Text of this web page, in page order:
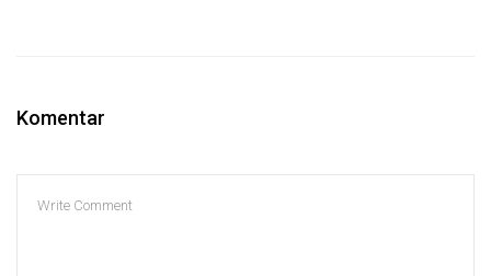
Komentar